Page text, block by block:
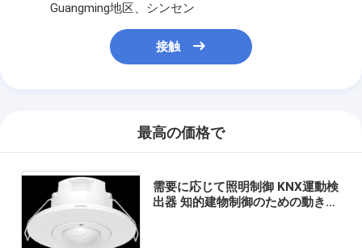
Guangming地区、シンセン
接触
最高の価格で
需要に応じて照明制御 KNX運動検
出器 知的建物制御のための動きセ